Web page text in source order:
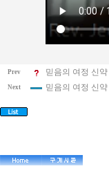
Prev 믿음의 여정 신
Next 믿음의 여정 신